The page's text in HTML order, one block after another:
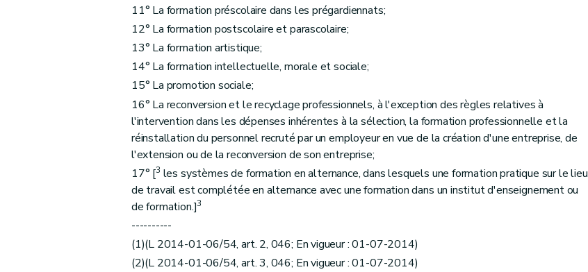
Art. 29undecies
Sous-section 6 De l'élection des membres bruxellois. (L 1993-07-16/30, art. 40, ED : 08-06-1995
Art. 30
Sous-section 7 (Insérée par L 2002-01-22/37, art. 8; ED : 05-03-2002) - Des modalités de l'élection autres que celles réglées par la présente loi
Art. 30bis
Art. 31
Art. 31bis
Art. 31quater
Du fonctionnement
Sous-section 1ère
Dispositions communes
Art. 32
Art. 33
Art. 34
Art. 35
11° La formation préscolaire dans les prégardiennats;
12° La formation postscolaire et parascolaire;
13° La formation artistique;
14° La formation intellectuelle, morale et sociale;
15° La promotion sociale;
16° La reconversion et le recyclage professionnels, à l'exception des règles relatives à
l'intervention dans les dépenses inhérentes à la sélection, la formation professionnelle et la
réinstallation du personnel recruté par un employeur en vue de la création d'une entreprise, de
l'extension ou de la reconversion de son entreprise;
17° [3 les systèmes de formation en alternance, dans lesquels une formation pratique sur le lieu
de travail est complétée en alternance avec une formation dans un institut d'enseignement ou
de formation.]3
----------
(1)(L 2014-01-06/54, art. 2, 046; En vigueur : 01-07-2014)
(2)(L 2014-01-06/54, art. 3, 046; En vigueur : 01-07-2014)